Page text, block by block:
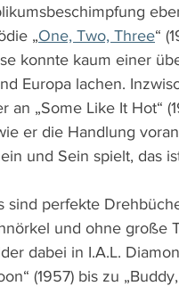
„One, Two, Three“
konnte kaum einer
Europa lachen.
an „Some Like It Hot“
er die Handlung
und Sein spielt, das
sind perfekte
und ohne große
dabei in I.A.L.
(1957) bis zu